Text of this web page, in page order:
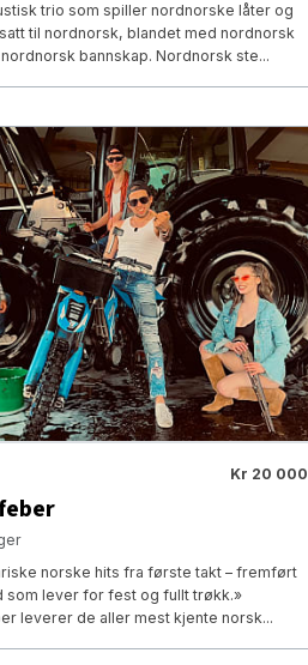
trio som spiller nordnorske låter og
til nordnorsk, blandet med nordnorsk
bannskap. Nordnorsk ste...
Kr 20 000
norske hits fra første takt – fremført
som lever for fest og fullt trøkk.»
leverer de aller mest kjente norsk...